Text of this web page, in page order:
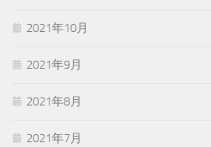
2021年10月
2021年9月
2021年8月
2021年7月